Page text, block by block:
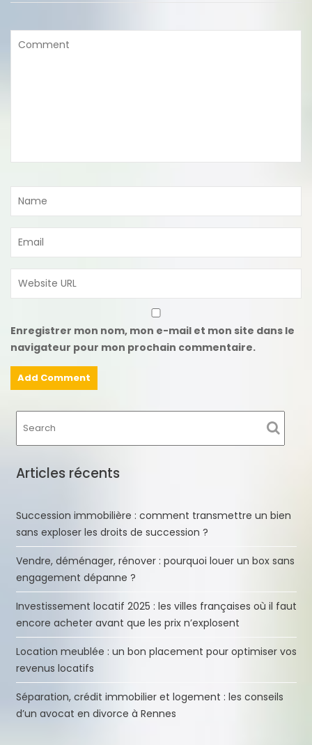
Enregistrer mon nom, mon e-mail et mon site dans le
navigateur pour mon prochain commentaire.
Articles récents
Succession immobilière : comment transmettre un bien
sans exploser les droits de succession ?
Vendre, déménager, rénover : pourquoi louer un box sans
engagement dépanne ?
Investissement locatif 2025 : les villes françaises où il faut
encore acheter avant que les prix n’explosent
Location meublée : un bon placement pour optimiser vos
revenus locatifs
Séparation, crédit immobilier et logement : les conseils
d’un avocat en divorce à Rennes